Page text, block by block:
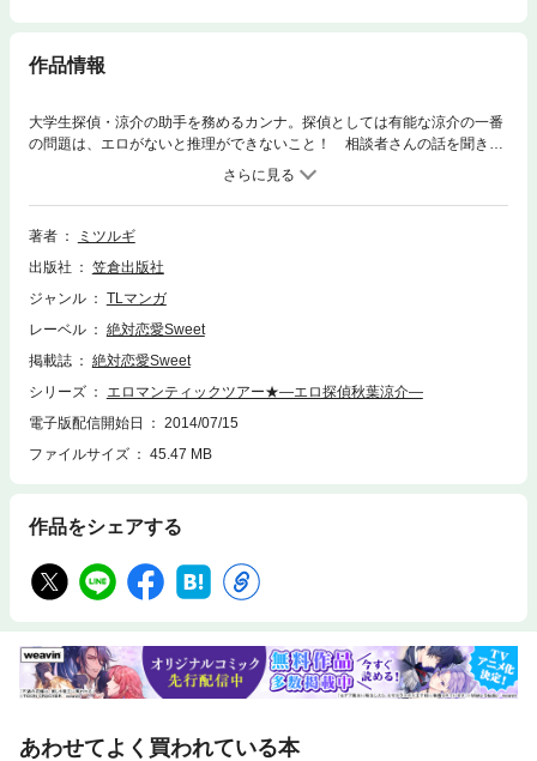
作品情報
大学生探偵・涼介の助手を務めるカンナ。探偵としては有能な涼介の一番
の問題は、エロがないと推理ができないこと！ 相談者さんの話を聞きな
がらも、その手はカンナのカラダをまさぐってくる。いじられ感じさせら
れ、推理が終われば放置される…自分勝手な涼介の助手なんかやってられ
ない！と思うカンナだったが…。涼介とカンナがＨを糧に見事推理！の
「快感レベル５」に、同シリーズ「ピアノの王子様」「エロマンティック
著者
ミツルギ
出版社
笠倉出版社
ジャンル
TLマンガ
レーベル
絶対恋愛Sweet
掲載誌
絶対恋愛Sweet
シリーズ
エロマンティックツアー★―エロ探偵秋葉涼介―
電子版配信開始日
2014/07/15
ファイルサイズ
45.47 MB
作品をシェアする
あわせてよく買われている本